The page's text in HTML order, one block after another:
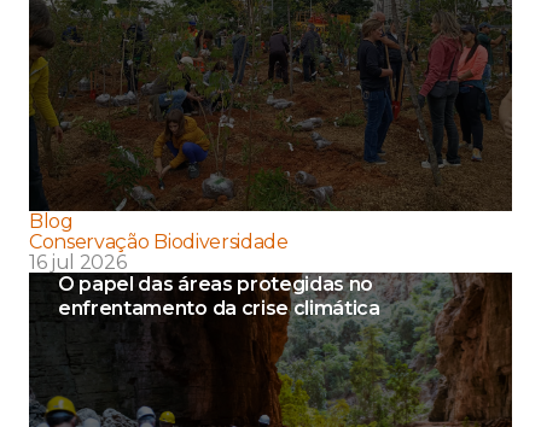
Blog
Conservação Biodiversidade
16 jul 2026
O papel das áreas protegidas no
enfrentamento da crise climática